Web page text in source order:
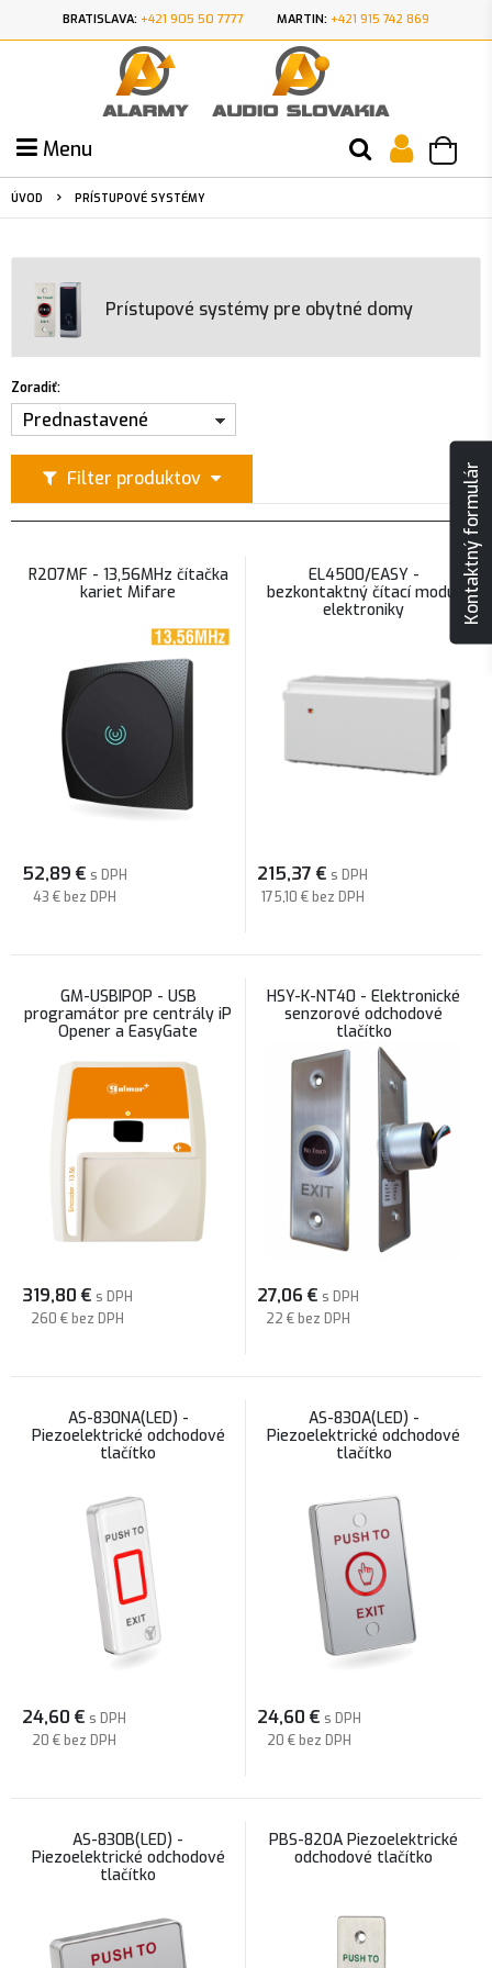
BRATISLAVA: +421 905 50 7777 MARTIN: +421 915 742 869
Menu
ÚVOD PRÍSTUPOVÉ SYSTÉMY
Prístupové systémy pre obytné domy
Filter produktov
Zoradiť:
Prednastavené
R207MF - 13,56MHz čítačka
kariet Mifare
52,89 € s DPH
43 € bez DPH
EL4500/EASY -
bezkontaktný čítací modul
elektroniky
215,37 € s DPH
175,10 € bez DPH
GM-USBIPOP - USB
programátor pre centrály iP
Opener a EasyGate
319,80 € s DPH
260 € bez DPH
HSY-K-NT40 - Elektronické
senzorové odchodové
tlačítko
27,06 € s DPH
22 € bez DPH
AS-830NA(LED) -
Piezoelektrické odchodové
tlačítko
24,60 € s DPH
20 € bez DPH
AS-830A(LED) -
Piezoelektrické odchodové
tlačítko
24,60 € s DPH
20 € bez DPH
AS-830B(LED) -
Piezoelektrické odchodové
tlačítko
PBS-820A Piezoelektrické
odchodové tlačítko
Kontaktný formulár